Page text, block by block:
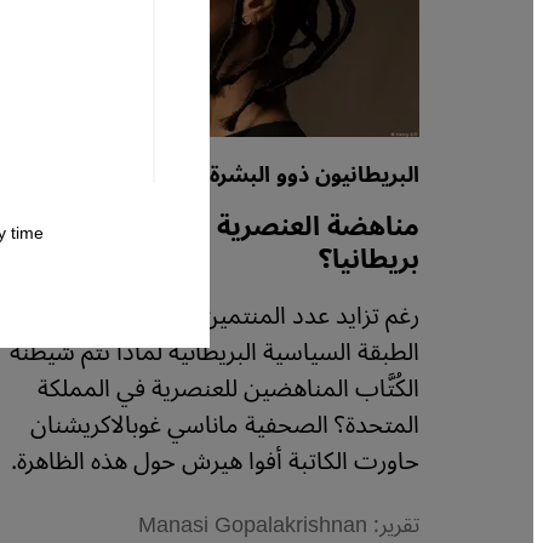
البريطانيون ذوو البشرة غير البيضاء
مناهضة العنصرية مهدَّدة في
بريطانيا؟
رغم تزايد عدد المنتمين لأقليات عرقية في
الطبقة السياسية البريطانية لماذا تتم شيطنة
الكُتَّاب المناهضين للعنصرية في المملكة
المتحدة؟ الصحفية ماناسي غوبالاكريشنان
حاورت الكاتبة أفوا هيرش حول هذه الظاهرة.
تقرير: Manasi Gopalakrishnan